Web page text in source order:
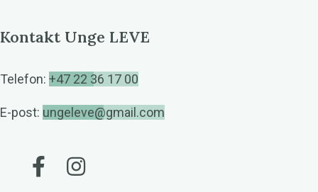
Kontakt Unge LEVE
Telefon: +47 22 36 17 00
E-post: ungeleve@gmail.com
Gå til vår Facebook
Gå til vår Instagram